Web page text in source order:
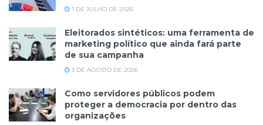
1 DE JULHO DE 2026
Eleitorados sintéticos: uma ferramenta de
marketing político que ainda fará parte
de sua campanha
3 DE AGOSTO DE 2026
Como servidores públicos podem
proteger a democracia por dentro das
organizações